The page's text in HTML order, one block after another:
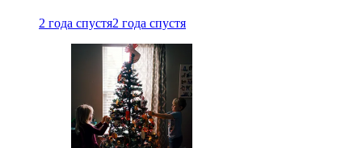
2 года спустя2 года спустя